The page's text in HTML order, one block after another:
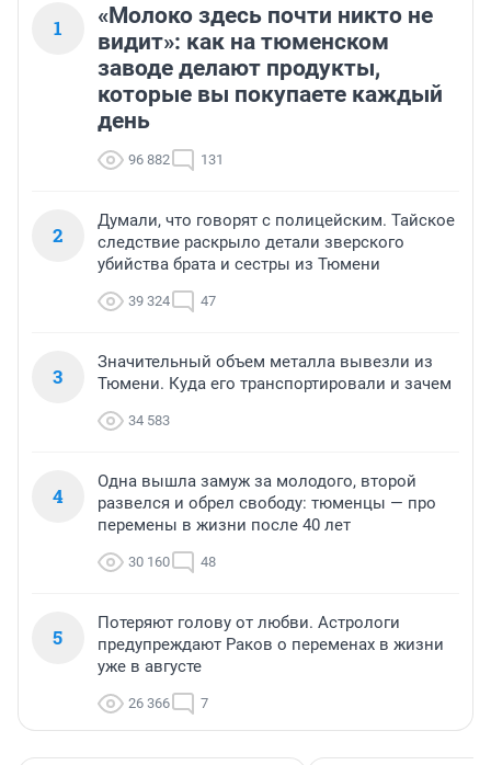
1
«Молоко здесь почти никто не
видит»: как на тюменском
заводе делают продукты,
которые вы покупаете каждый
день
96 882 131
2
Думали, что говорят с полицейским. Тайское
следствие раскрыло детали зверского
убийства брата и сестры из Тюмени
39 324 47
3
Значительный объем металла вывезли из
Тюмени. Куда его транспортировали и зачем
34 583
4
Одна вышла замуж за молодого, второй
развелся и обрел свободу: тюменцы — про
перемены в жизни после 40 лет
30 160 48
5
Потеряют голову от любви. Астрологи
предупреждают Раков о переменах в жизни
уже в августе
26 366 7